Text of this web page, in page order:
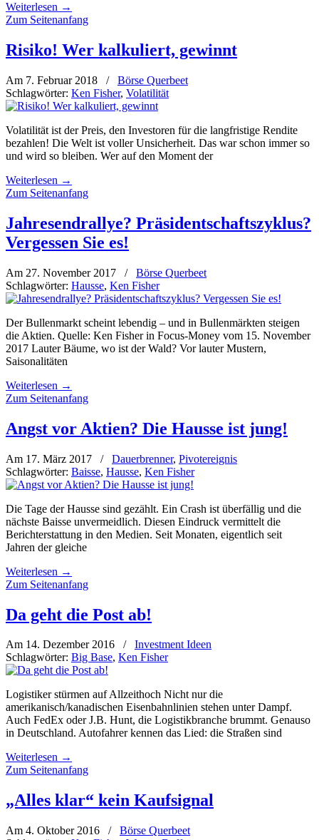
Weiterlesen →
Zum Seitenanfang
Risiko! Wer kalkuliert, gewinnt
Am 7. Februar 2018 /
Börse Querbeet
Schlagwörter: Ken Fisher, Volatilität
Volatilität ist der Preis, den Investoren für die langfristige Rendite
bezahlen! Die Welt ist voller Unsicherheit. Das war schon immer so
und wird so bleiben. Wer auf den Moment der
Weiterlesen →
Zum Seitenanfang
Jahresendrallye? Präsidentschaftszyklus?
Vergessen Sie es!
Am 27. November 2017 /
Börse Querbeet
Schlagwörter: Hausse, Ken Fisher
Der Bullenmarkt scheint lebendig – und in Bullenmärkten steigen
die Aktien. Quelle: Ken Fisher in Focus-Money vom 15. November
2017 Lauter Bäume, wo ist der Wald? Vor lauter Mustern,
Saisonalitäten
Weiterlesen →
Zum Seitenanfang
Angst vor Aktien? Die Hausse ist jung!
Am 17. März 2017 / Dauerbrenner, Pivotereignis
Schlagwörter: Baisse, Hausse, Ken Fisher
Die Tage der Hausse sind gezählt. Ein Crash ist überfällig und die
nächste Baisse unvermeidlich. Diesen Eindruck ver­mittelt die
Berichterstattung in den Medien. Seit Monaten, eigentlich seit
Jahren der gleiche
Weiterlesen →
Zum Seitenanfang
Da geht die Post ab!
Am 14. Dezember 2016 /
Investment Ideen
Schlagwörter: Big Base, Ken Fisher
Logistiker stürmen auf Allzeithoch Nicht nur die
amerikanisch/kanadischen Eisenbahnlinien stehen unter Dampf.
Auch FedEx oder J.B. Hunt, die Logistikbranche brummt. Genauso
in Deutschland. Autofahrer kennen das Lied: die Straßen sind
Weiterlesen →
Zum Seitenanfang
„Alles klar“ kein Kaufsignal
Am 4. Oktober 2016 /
Börse Querbeet